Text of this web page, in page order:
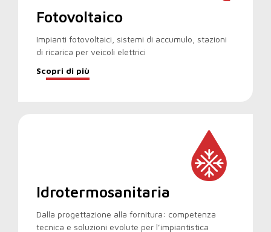
Fotovoltaico
Impianti fotovoltaici, sistemi di accumulo, stazioni
di ricarica per veicoli elettrici
Scopri di più
Idrotermosanitaria
Dalla progettazione alla fornitura: competenza
tecnica e soluzioni evolute per l’impiantistica